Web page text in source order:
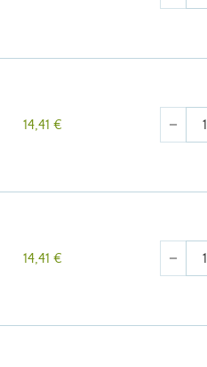
14,41 € Cantidad
remove
14,41 € Cantidad
remove